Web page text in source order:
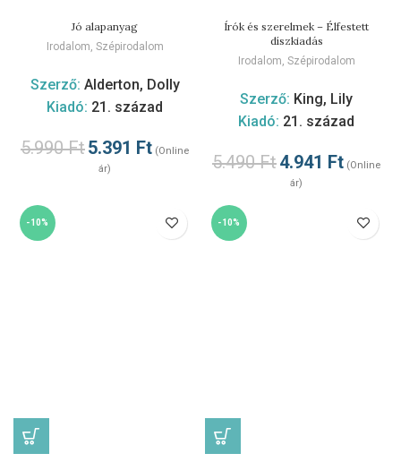
Jó alapanyag
Irodalom Szépirodalom
Szerző: Alderton, Dolly
Kiadó: 21. század
5.990Ft5.391 Ft (Online
ár)
Írók és szerelmek – Élfestett
díszkiadás
Irodalom Szépirodalom
Szerző: King, Lily
Kiadó: 21. század
5.490Ft4.941 Ft (Online
ár)
-10% -10%